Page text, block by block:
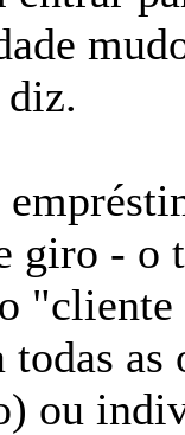
giro - o
"cliente
todas
ou